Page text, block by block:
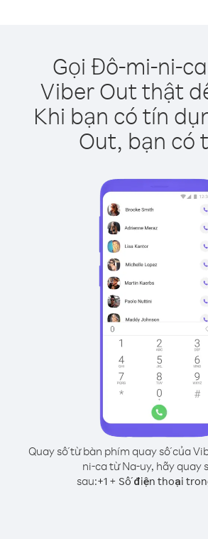
Gọi Đô-mi-ni-
Viber Out thật
Khi bạn có tín
Out, bạn có
Quay số từ bàn phím quay số của
ni-ca từ Na-uy, hãy quay
sau:+1 + Số điện thoại